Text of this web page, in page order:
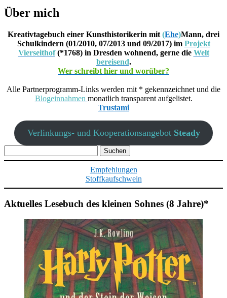
Über mich
Kreativtagebuch einer Kunsthistorikerin mit (Ehe)Mann, drei
Schulkindern (01/2010, 07/2013 und 09/2017) im Projekt
Vierseithof(*1768) in Dresden wohnend, gerne die Welt
bereisend.
Wer schreibt hier und worüber?
Alle Partnerprogramm-Links werden mit * gekennzeichnet und die
Blogeinnahmen monatlich transparent aufgelistet.
Trustami
Verlinkungs- und Kooperationsangebot Steady
nach:
Empfehlungen
Stoffkaufschwein
Aktuelles Lesebuch des kleinen Sohnes (8 Jahre)*